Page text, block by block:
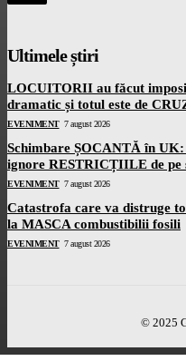
Ultimele știri
LOCUITORII au făcut
dramatic și totul este de
EVENIMENT 7 august 2026
Schimbare ȘOCANTĂ în
ignore RESTRICȚIILE de pe
EVENIMENT 7 august 2026
Catastrofa care va distruge
la MASCA combustibilii fosili
EVENIMENT 7 august 2026
© 2025